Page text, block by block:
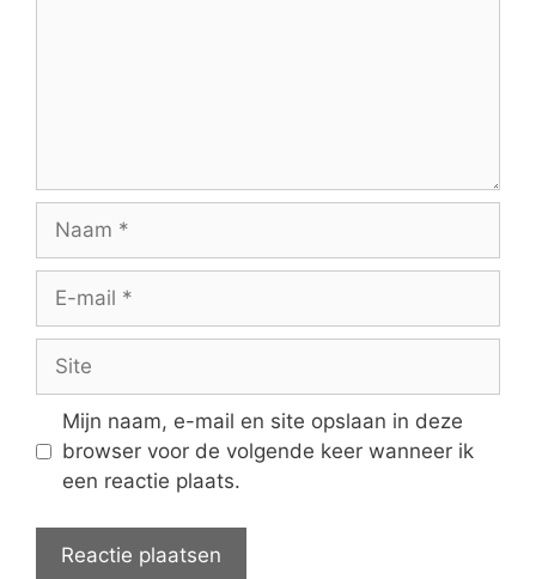
Naam
Site
Mijn naam, e-mail en site opslaan in deze
browser voor de volgende keer wanneer ik
een reactie plaats.